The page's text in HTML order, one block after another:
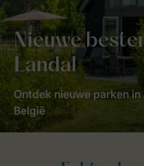
Nieuwe
Landal
Ontdek nieuwe parken
België